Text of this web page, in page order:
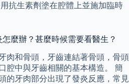
抗生素劑塗在腔體上並施加臨時
麼辦？甚麼時候需要看醫生？
肉和骨頭，牙齒連結著骨頭，骨頭
腔中與牙齒相關的基本構造。 簡
的牙肉部分出現了發炎反應，常見